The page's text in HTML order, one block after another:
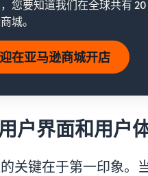
您要知道我们在全球共有
城。
在亚马逊商城开店
户界面和用户
关键在于第一印象。